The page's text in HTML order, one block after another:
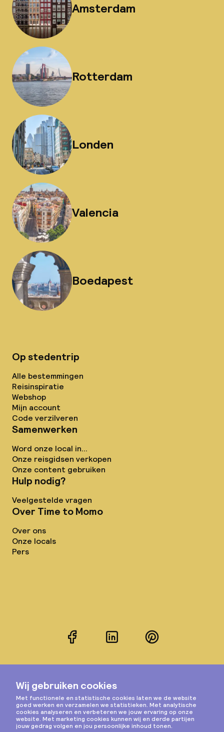
Amsterdam
Rotterdam
Londen
Valencia
Boedapest
Op stedentrip
Alle bestemmingen
Reisinspiratie
Webshop
Mijn account
Code verzilveren
Samenwerken
Word onze local in...
Onze reisgidsen verkopen
Onze content gebruiken
Hulp nodig?
Veelgestelde vragen
Over Time to Momo
Over ons
Onze locals
Pers
FacebookLinkedInPinterest
Instagram